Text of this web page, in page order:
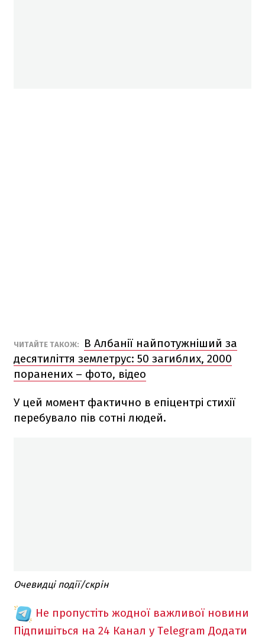
ЧИТАЙТЕ ТАКОЖ:
В Албанії найпотужніший за
десятиліття землетрус: 50 загиблих, 2000
поранених – фото, відео
У цей момент фактично в епіцентрі стихії
перебувало пів сотні людей.
Очевидці події/скрін
Не пропустіть жодної важливої новини
Підпишіться на 24 Канал у Telegram Додати